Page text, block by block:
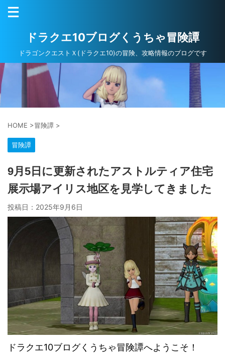
ドラクエ10ブログくうちゃ冒険譚
ドラゴンクエストＸ(ドラクエ10)の冒険、攻略情報のブログです
HOME >冒険譚 >
冒険譚
9月5日に更新されたアストルティア住宅
展示場アイリス地区を見学してきました
投稿日： 2025年9月6日
ドラクエ10ブログくうちゃ冒険譚へようこそ！